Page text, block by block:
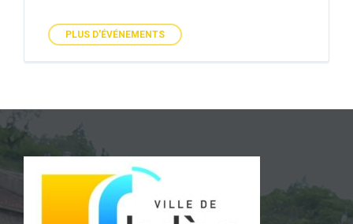
PLUS D'ÉVÉNEMENTS